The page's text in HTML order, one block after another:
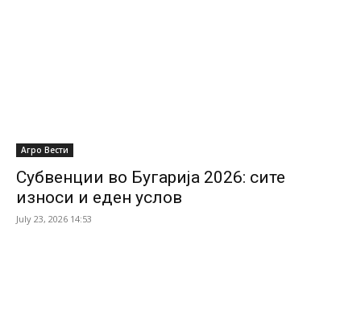
Агро Вести
Субвенции во Бугарија 2026: сите
износи и еден услов
July 23, 2026 14:53